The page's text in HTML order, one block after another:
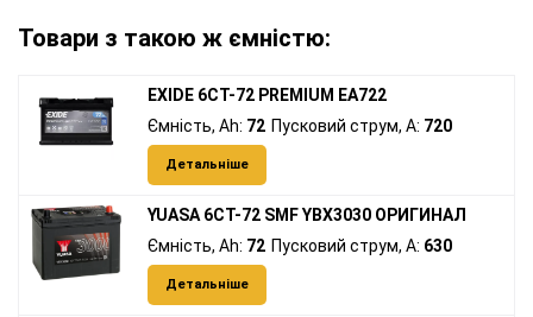
Товари з такою ж ємністю:
EXIDE 6СТ-72 PREMIUM EA722
Ємність, Ah: 72 Пусковий струм, A: 720
Детальніше
YUASA 6СТ-72 SMF YBX3030 ОРИГИНАЛ
Ємність, Ah: 72 Пусковий струм, A: 630
Детальніше